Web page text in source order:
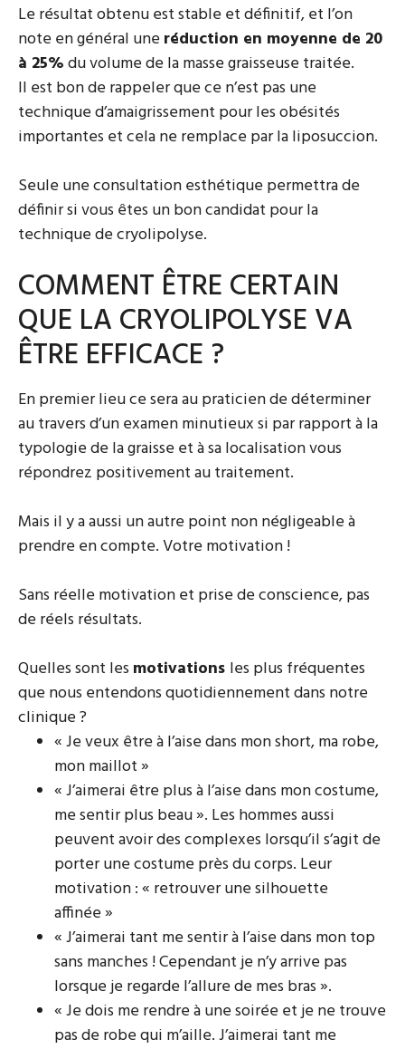
Le résultat obtenu est stable et définitif, et l’on
note en général uneréduction en moyenne de 20
à 25%du volume de la masse graisseuse traitée.
Il est bon de rappeler que ce n’est pas une
technique d’amaigrissement pour les obésités
importantes et cela ne remplace par la liposuccion.
Seule une consultation esthétique permettra de
définir si vous êtes un bon candidat pour la
technique de cryolipolyse.
COMMENT ÊTRE CERTAIN
QUE LA CRYOLIPOLYSE VA
ÊTRE EFFICACE ?
En premier lieu ce sera au praticien de déterminer
au travers d’un examen minutieux si par rapport à la
typologie de la graisse et à sa localisation vous
répondrez positivement au traitement.
Mais il y a aussi un autre point non négligeable à
prendre en compte. Votre motivation !
Sans réelle motivation et prise de conscience, pas
de réels résultats.
Quelles sont les motivations les plus fréquentes
que nous entendons quotidiennement dans notre
clinique ?
« Je veux être à l’aise dans mon short, ma robe,
mon maillot »
« J’aimerai être plus à l’aise dans mon costume,
me sentir plus beau ». Les hommes aussi
peuvent avoir des complexes lorsqu’il s’agit de
porter une costume près du corps. Leur
motivation : « retrouver une silhouette
affinée »
« J’aimerai tant me sentir à l’aise dans mon top
sans manches ! Cependant je n’y arrive pas
lorsque je regarde l’allure de mes bras ».
« Je dois me rendre à une soirée et je ne trouve
pas de robe qui m’aille. J’aimerai tant me